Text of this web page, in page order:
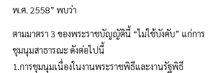
พ.ศ. 2558” พบว่า
ตามมาตรา 3 ของพระราชบัญญัตินี้ “ไม่ใช้บังคับ” แก่การ
ชุมนุมสาธารณะ ดังต่อไปนี้
1.การชุมนุมเนื่องในงานพระราชพิธีและงานรัฐพิธี